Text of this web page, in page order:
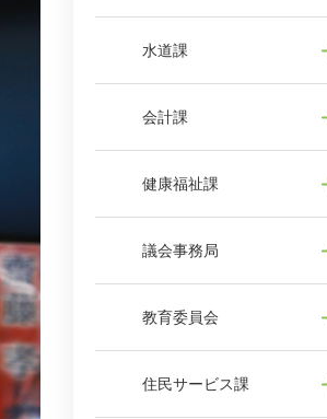
水道課
会計課
健康福祉課
議会事務局
教育委員会
住民サービス課